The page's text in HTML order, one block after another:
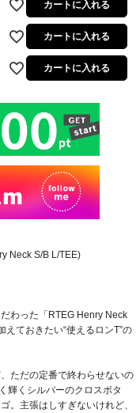
カートに入れる
カートに入れる
カートに入れる
Neck S/B L/TEE)
わった「RTEG Henry Neck
ておきたい“使えるロンT”の
ただの定番で終わらせないの
輝くシルバーのクロスボタ
。主張はしすぎないけれど、